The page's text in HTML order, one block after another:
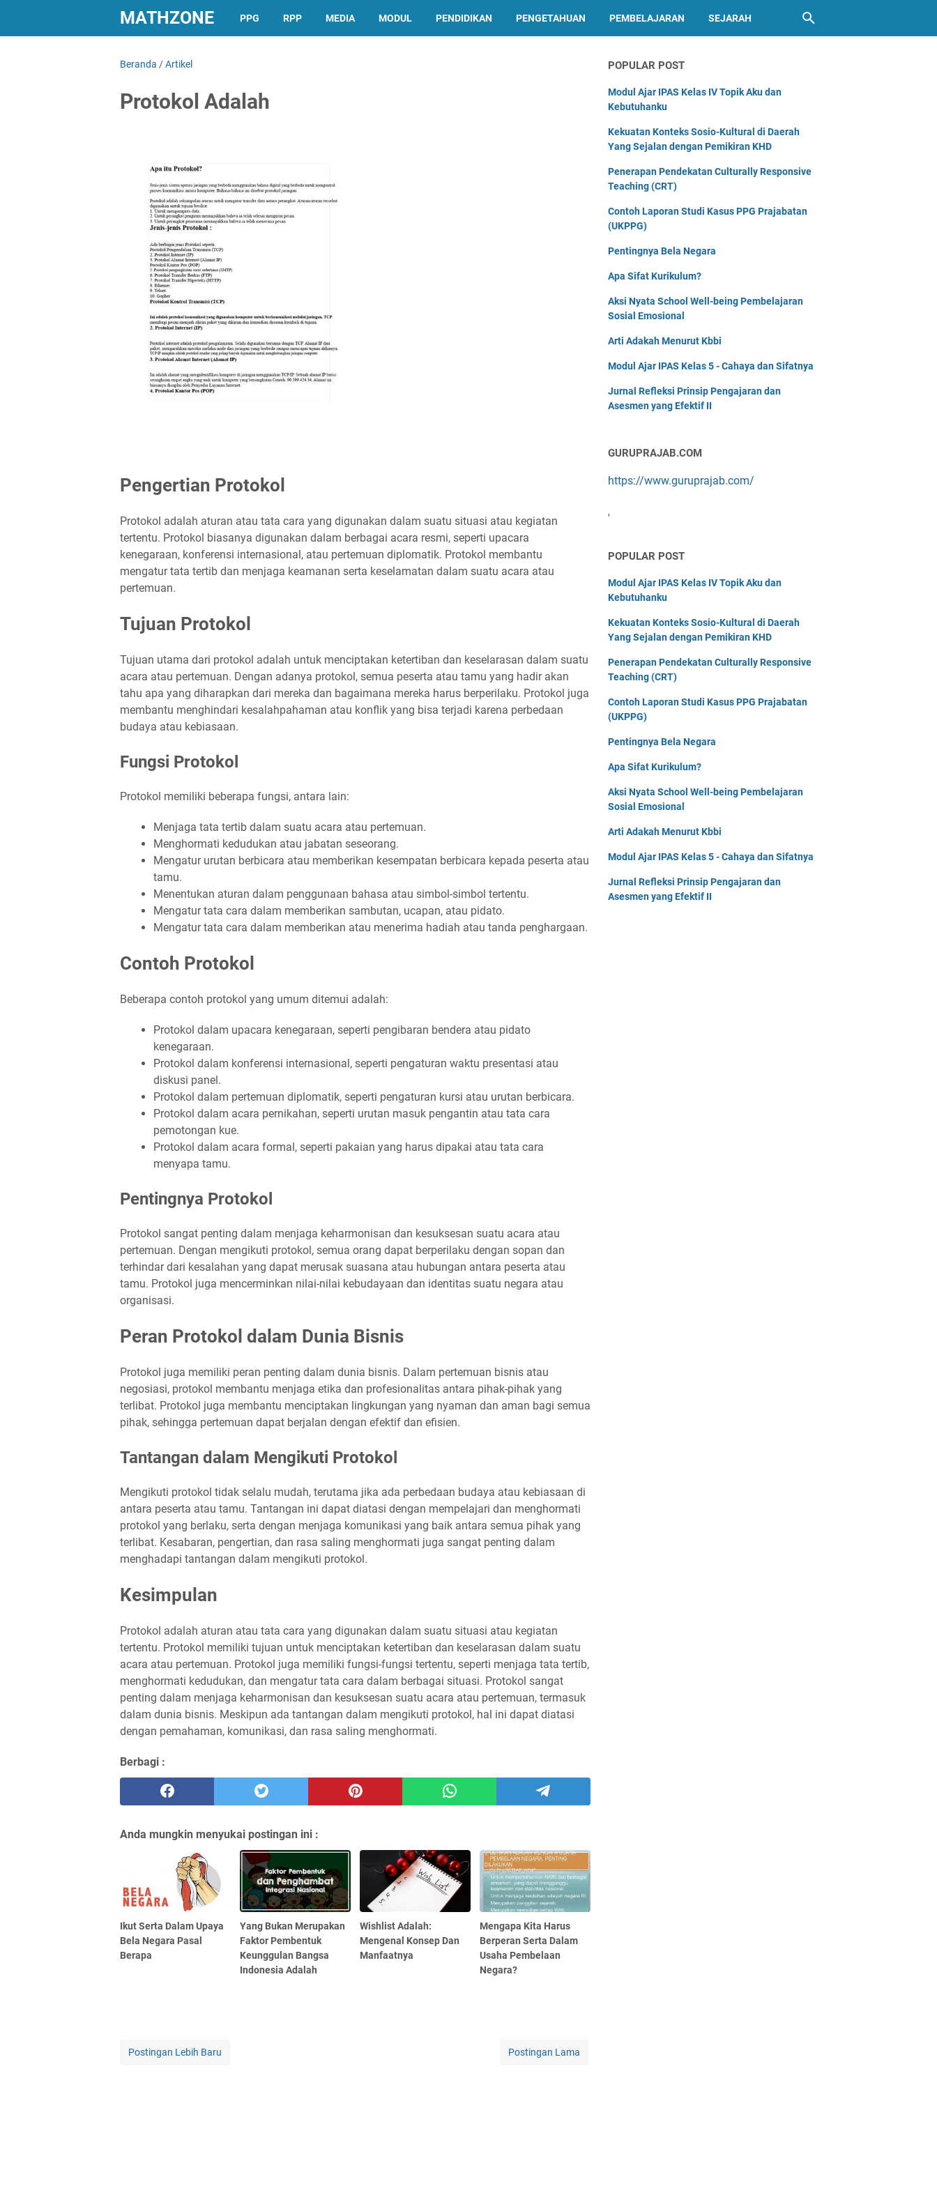
MATHZONE PPG RPP MEDIA MODUL PENDIDIKAN PENGETAHUAN PEMBELAJARAN SEJARAH
Beranda /Artikel
Protokol Adalah
Pengertian Protokol
Protokol adalah aturan atau tata cara yang digunakan dalam suatu situasi atau kegiatan
tertentu. Protokol biasanya digunakan dalam berbagai acara resmi, seperti upacara
kenegaraan, konferensi internasional, atau pertemuan diplomatik. Protokol membantu
mengatur tata tertib dan menjaga keamanan serta keselamatan dalam suatu acara atau
pertemuan.
Tujuan Protokol
Tujuan utama dari protokol adalah untuk menciptakan ketertiban dan keselarasan dalam suatu
acara atau pertemuan. Dengan adanya protokol, semua peserta atau tamu yang hadir akan
tahu apa yang diharapkan dari mereka dan bagaimana mereka harus berperilaku. Protokol juga
membantu menghindari kesalahpahaman atau konflik yang bisa terjadi karena perbedaan
budaya atau kebiasaan.
Fungsi Protokol
Protokol memiliki beberapa fungsi, antara lain:
Menjaga tata tertib dalam suatu acara atau pertemuan.
Menghormati kedudukan atau jabatan seseorang.
Mengatur urutan berbicara atau memberikan kesempatan berbicara kepada peserta atau
tamu.
Menentukan aturan dalam penggunaan bahasa atau simbol-simbol tertentu.
Mengatur tata cara dalam memberikan sambutan, ucapan, atau pidato.
Mengatur tata cara dalam memberikan atau menerima hadiah atau tanda penghargaan.
Contoh Protokol
Beberapa contoh protokol yang umum ditemui adalah:
Protokol dalam upacara kenegaraan, seperti pengibaran bendera atau pidato
kenegaraan.
Protokol dalam konferensi internasional, seperti pengaturan waktu presentasi atau
diskusi panel.
Protokol dalam pertemuan diplomatik, seperti pengaturan kursi atau urutan berbicara.
Protokol dalam acara pernikahan, seperti urutan masuk pengantin atau tata cara
pemotongan kue.
Protokol dalam acara formal, seperti pakaian yang harus dipakai atau tata cara
menyapa tamu.
Pentingnya Protokol
Protokol sangat penting dalam menjaga keharmonisan dan kesuksesan suatu acara atau
pertemuan. Dengan mengikuti protokol, semua orang dapat berperilaku dengan sopan dan
terhindar dari kesalahan yang dapat merusak suasana atau hubungan antara peserta atau
tamu. Protokol juga mencerminkan nilai-nilai kebudayaan dan identitas suatu negara atau
organisasi.
Peran Protokol dalam Dunia Bisnis
Protokol juga memiliki peran penting dalam dunia bisnis. Dalam pertemuan bisnis atau
negosiasi, protokol membantu menjaga etika dan profesionalitas antara pihak-pihak yang
terlibat. Protokol juga membantu menciptakan lingkungan yang nyaman dan aman bagi semua
pihak, sehingga pertemuan dapat berjalan dengan efektif dan efisien.
Tantangan dalam Mengikuti Protokol
Mengikuti protokol tidak selalu mudah, terutama jika ada perbedaan budaya atau kebiasaan di
antara peserta atau tamu. Tantangan ini dapat diatasi dengan mempelajari dan menghormati
protokol yang berlaku, serta dengan menjaga komunikasi yang baik antara semua pihak yang
terlibat. Kesabaran, pengertian, dan rasa saling menghormati juga sangat penting dalam
menghadapi tantangan dalam mengikuti protokol.
Kesimpulan
Protokol adalah aturan atau tata cara yang digunakan dalam suatu situasi atau kegiatan
tertentu. Protokol memiliki tujuan untuk menciptakan ketertiban dan keselarasan dalam suatu
acara atau pertemuan. Protokol juga memiliki fungsi-fungsi tertentu, seperti menjaga tata tertib,
menghormati kedudukan, dan mengatur tata cara dalam berbagai situasi. Protokol sangat
penting dalam menjaga keharmonisan dan kesuksesan suatu acara atau pertemuan, termasuk
dalam dunia bisnis. Meskipun ada tantangan dalam mengikuti protokol, hal ini dapat diatasi
dengan pemahaman, komunikasi, dan rasa saling menghormati.
Berbagi :
Anda mungkin menyukai postingan ini :
Ikut Serta Dalam Upaya
Bela Negara Pasal
Berapa
Yang Bukan Merupakan
Faktor Pembentuk
Keunggulan Bangsa
Indonesia Adalah
Wishlist Adalah:
Mengenal Konsep Dan
Manfaatnya
Mengapa Kita Harus
Berperan Serta Dalam
Usaha Pembelaan
Negara?
Postingan Lebih Baru Postingan Lama
POPULAR POST
Modul Ajar IPAS Kelas IV Topik Aku dan
Kebutuhanku
Kekuatan Konteks Sosio-Kultural di Daerah
Yang Sejalan dengan Pemikiran KHD
Penerapan Pendekatan Culturally Responsive
Teaching (CRT)
Contoh Laporan Studi Kasus PPG Prajabatan
(UKPPG)
Pentingnya Bela Negara
Apa Sifat Kurikulum?
Aksi Nyata School Well-being Pembelajaran
Sosial Emosional
Arti Adakah Menurut Kbbi
Modul Ajar IPAS Kelas 5 - Cahaya dan Sifatnya
Jurnal Refleksi Prinsip Pengajaran dan
Asesmen yang Efektif II
GURUPRAJAB.COM
https://www.guruprajab.com/
'
POPULAR POST
Modul Ajar IPAS Kelas IV Topik Aku dan
Kebutuhanku
Kekuatan Konteks Sosio-Kultural di Daerah
Yang Sejalan dengan Pemikiran KHD
Penerapan Pendekatan Culturally Responsive
Teaching (CRT)
Contoh Laporan Studi Kasus PPG Prajabatan
(UKPPG)
Pentingnya Bela Negara
Apa Sifat Kurikulum?
Aksi Nyata School Well-being Pembelajaran
Sosial Emosional
Arti Adakah Menurut Kbbi
Modul Ajar IPAS Kelas 5 - Cahaya dan Sifatnya
Jurnal Refleksi Prinsip Pengajaran dan
Asesmen yang Efektif II